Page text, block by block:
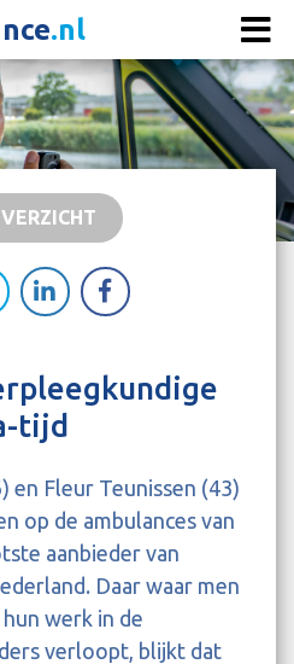
.nl
tijd
en Fleur Teunissen (43)
op de ambulances van
aanbieder van
Daar waar men
werk in de
verloopt, blijkt dat